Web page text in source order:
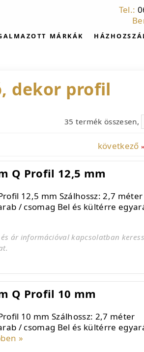
Tel.:
MÁRKÁK
dekor profil
35 termék összesen,
következő
Q Profil 12,5 mm
12,5 mm Szálhossz: 2,7 méter
/ csomag Bel és kültérre
ár információval kapcsolatban
Q Profil 10 mm
10 mm Szálhossz: 2,7 méter
/ csomag Bel és kültérre
»